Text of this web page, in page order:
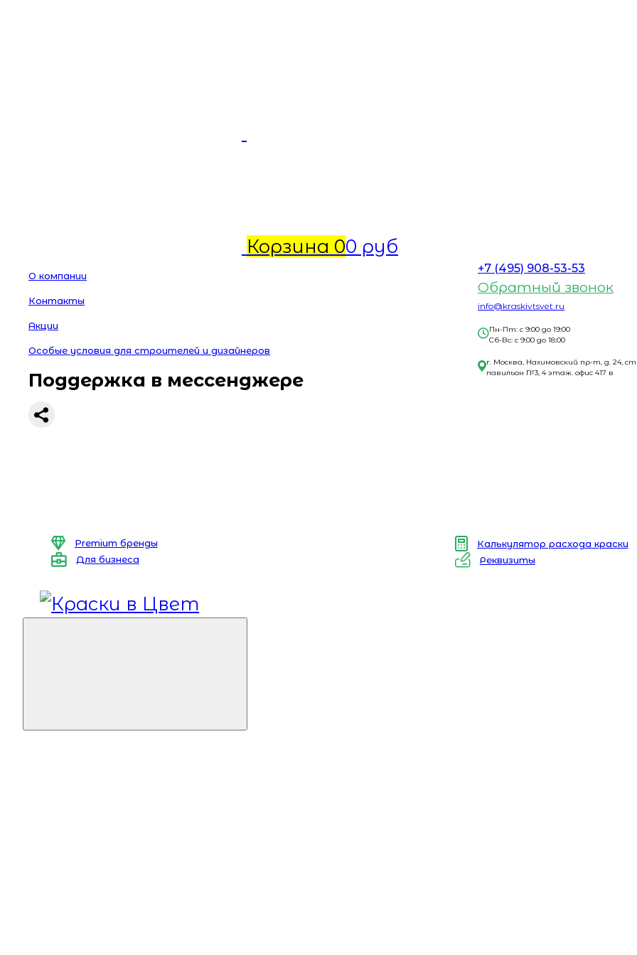
Корзина 00 руб
О компании
Контакты
Акции
Особые условия для строителей и дизайнеров
Поддержка в мессенджере
+7 (495) 908-53-53
Обратный звонок
info@kraskivtsvet.ru
Пн-Пт: с 9:00 до 19:00
Сб-Вс: с 9:00 до 18:00
г. Москва, Нахимовский пр-т, д. 24,
павильон №3, 4 этаж. офис 417 в
Premium бренды
Калькулятор расхода краски
Для бизнеса
Реквизиты